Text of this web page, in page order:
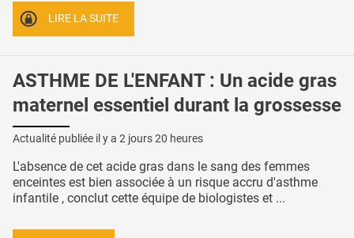
LIRE LA SUITE
ASTHME DE L'ENFANT : Un acide gras
maternel essentiel durant la grossesse
Actualité publiée il y a 2 jours 20 heures
L'absence de cet acide gras dans le sang des femmes
enceintes est bien associée à un risque accru d'asthme
infantile , conclut cette équipe de biologistes et ...